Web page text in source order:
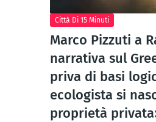
Città Di 15 Minuti
Marco Pizzuti a
narrativa sul
priva di basi
ecologista si
proprietà